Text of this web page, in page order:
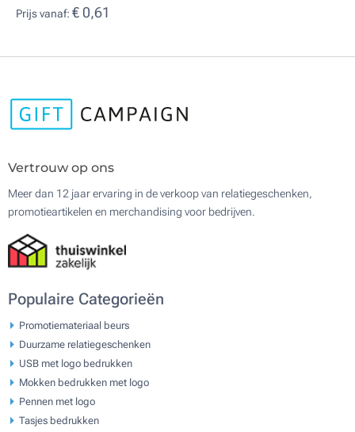
Prijs vanaf: € 0,61
Vertrouw op ons
Meer dan 12 jaar ervaring in de verkoop van relatiegeschenken,
promotieartikelen en merchandising voor bedrijven.
Populaire Categorieën
Promotiemateriaal beurs
Duurzame relatiegeschenken
USB met logo bedrukken
Mokken bedrukken met logo
Pennen met logo
Tasjes bedrukken